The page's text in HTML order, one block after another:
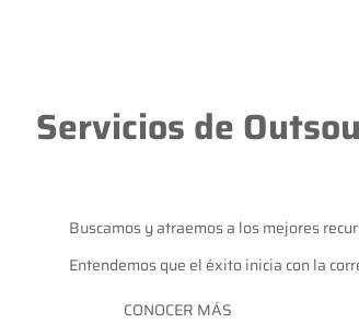
Servicios de
Buscamos y atraemos a los mejores
Entendemos que el éxito inicia con la
CONOCER MÁS